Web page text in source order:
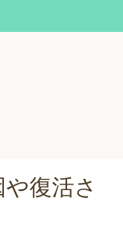
復活さ